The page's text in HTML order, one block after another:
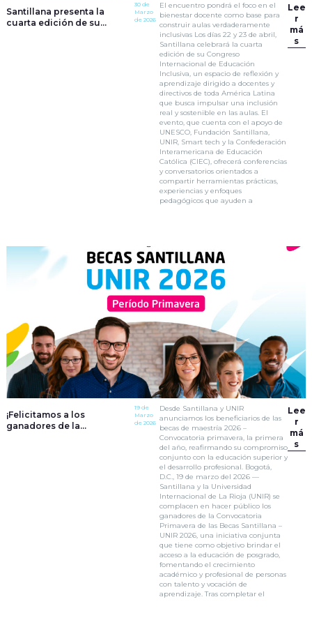
Santillana presenta la
cuarta edición de su
30 de
Marzo
de 2026
El encuentro pondrá el foco en el
bienestar docente como base para
construir aulas verdaderamente
inclusivas Los días 22 y 23 de abril,
Santillana celebrará la cuarta
edición de su Congreso
Internacional de Educación
Inclusiva, un espacio de reflexión y
aprendizaje dirigido a docentes y
directivos de toda América Latina
que busca impulsar una inclusión
real y sostenible en las aulas. El
evento, que cuenta con el apoyo de
UNESCO, Fundación Santillana,
UNIR, Smart tech y la Confederación
Interamericana de Educación
Católica (CIEC), ofrecerá conferencias
y conversatorios orientados a
compartir herramientas prácticas,
experiencias y enfoques
pedagógicos que ayuden a
Lee
r
má
s
¡Felicitamos a los
ganadores de la
19 de
Marzo
de 2026
Desde Santillana y UNIR
anunciamos los beneficiarios de las
becas de maestría 2026 –
Convocatoria primavera, la primera
del año, reafirmando su compromiso
conjunto con la educación superior y
el desarrollo profesional. Bogotá,
D.C., 19 de marzo del 2026 —
Santillana y la Universidad
Internacional de La Rioja (UNIR) se
complacen en hacer público los
ganadores de la Convocatoria
Primavera de las Becas Santillana –
UNIR 2026, una iniciativa conjunta
que tiene como objetivo brindar el
acceso a la educación de posgrado,
fomentando el crecimiento
académico y profesional de personas
con talento y vocación de
aprendizaje. Tras completar el
Lee
r
má
s